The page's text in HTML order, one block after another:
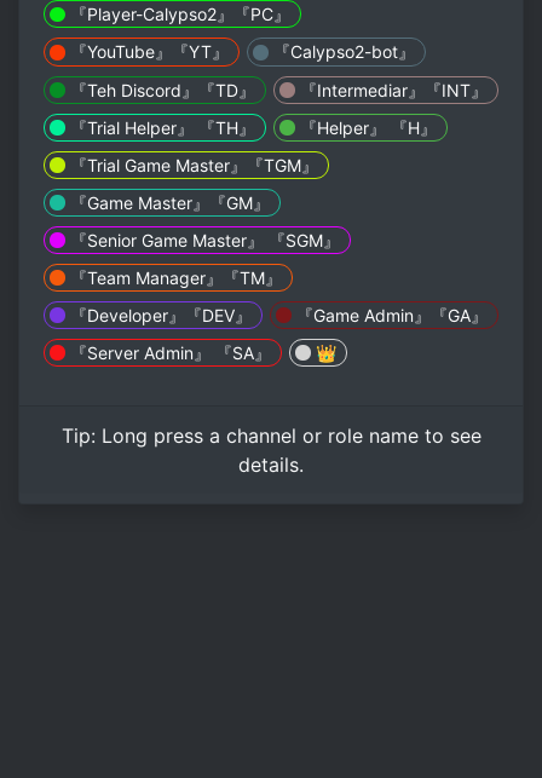
『Player-Calypso2』『PC』
『YouTube』『YT』
『Calypso2-bot』
『Teh Discord』『TD』
『Intermediar』『INT』
『Trial Helper』 『TH』
『Helper』 『H』
『Trial Game Master』『TGM』
『Game Master』『GM』
『Senior Game Master』 『SGM』
『Team Manager』『TM』
『Developer』『DEV』
『Game Admin』『GA』
『Server Admin』 『SA』
👑
Tip: Long pressa channel or role name to see
details.